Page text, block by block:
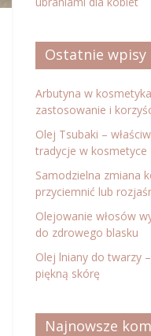
Ostatnie wpisy
Arbutyna w
zastosowanie i
Olej Tsubaki –
tradycje w kosmetyce
Samodzielna zmiana
przyciemnić lub
Olejowanie włosów
do zdrowego blasku
Olej lniany do twarzy
piękną skórę
Najnowsze